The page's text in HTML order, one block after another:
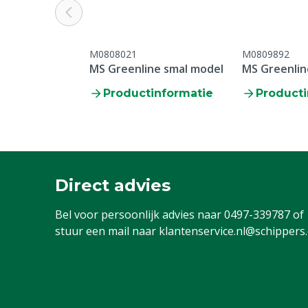
M0808021
MS Greenline smal model
Productinformatie
M0809892
MS
Direct advies
Bel voor persoonlijk advies naar0497-339787of
stuur een mail naar